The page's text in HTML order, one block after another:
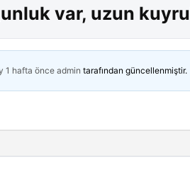
var, uzun
1 hafta önce admin tarafından güncellenmiştir.